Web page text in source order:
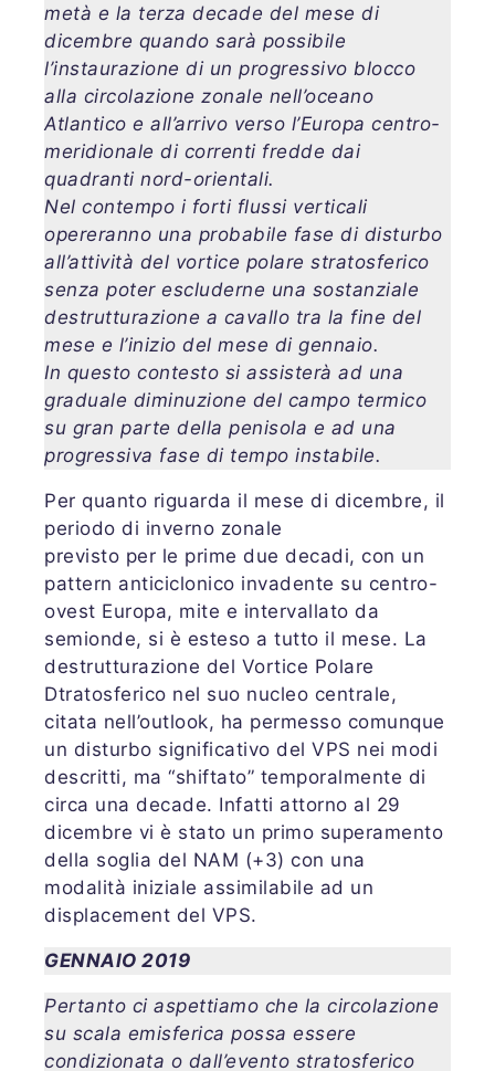
metà e la terza decade del mese di
dicembre quando sarà possibile
l’instaurazione di un progressivo blocco
alla circolazione zonale nell’oceano
Atlantico e all’arrivo verso l’Europa centro-
meridionale di correnti fredde dai
quadranti nord-orientali.
Nel contempo i forti flussi verticali
opereranno una probabile fase di disturbo
all’attività del vortice polare stratosferico
senza poter escluderne una sostanziale
destrutturazione a cavallo tra la fine del
mese e l’inizio del mese di gennaio.
In questo contesto si assisterà ad una
graduale diminuzione del campo termico
su gran parte della penisola e ad una
progressiva fase di tempo instabile.
Per quanto riguarda il mese di dicembre, il
periodo di inverno zonale
previsto per le prime due decadi, con un
pattern anticiclonico invadente su centro-
ovest Europa, mite e intervallato da
semionde, si è esteso a tutto il mese. La
destrutturazione del Vortice Polare
Dtratosferico nel suo nucleo centrale,
citata nell’outlook, ha permesso comunque
un disturbo significativo del VPS nei modi
descritti, ma “shiftato” temporalmente di
circa una decade. Infatti attorno al 29
dicembre vi è stato un primo superamento
della soglia del NAM (+3) con una
modalità iniziale assimilabile ad un
displacement del VPS.
GENNAIO 2019
Pertanto ci aspettiamo che la circolazione
su scala emisferica possa essere
condizionata o dall’evento stratosferico